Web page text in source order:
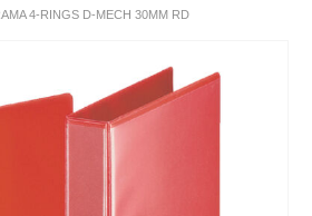
4-RINGS D-MECH 30MM RD